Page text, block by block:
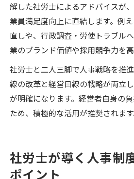
解した社労士によるアドバイスが
業員満足度向上に直結します。例
直しや、行政調査・労使トラブル
業のブランド価値や採用競争力を高
社労士と二人三脚で人事戦略を推
線の改革と経営目線の戦略が両立
が明確になります。経営者自身の
ため、積極的な活用が推奨されます
社労士が導く人事制
ポイント